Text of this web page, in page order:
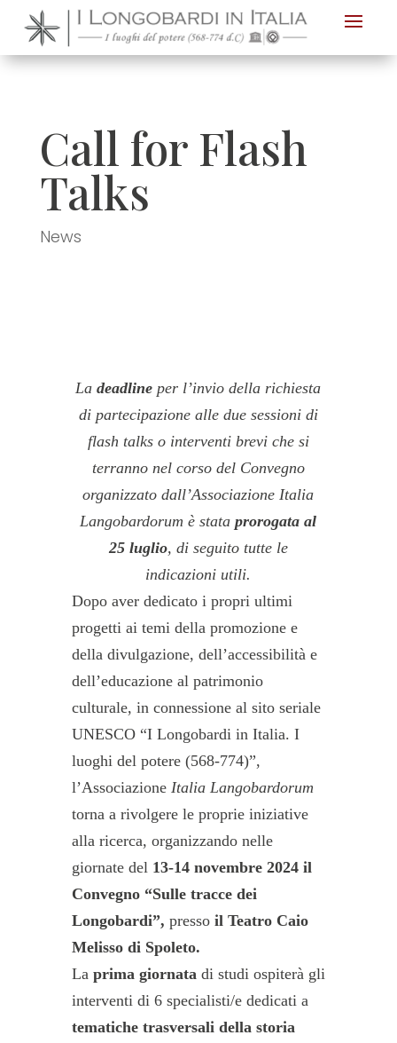
Nota:
questo
sito
sistema
accessibilità.
Call for Flash
Talks
News
Ladeadline per l’invio della richiesta
di partecipazione alle due sessioni di
flash talks o interventi brevi che si
terranno nel corso del Convegno
organizzato dall’Associazione Italia
Langobardorum è stataprorogata al
25 luglio, di seguito tutte le
indicazioni utili.
Dopo aver dedicato i propri ultimi
progetti ai temi della promozione e
della divulgazione, dell’accessibilità e
dell’educazione al patrimonio
culturale, in connessione al sito seriale
UNESCO “I Longobardi in Italia. I
luoghi del potere (568-774)”,
l’Associazione Italia Langobardorum
torna a rivolgere le proprie iniziative
alla ricerca, organizzando nelle
giornate del 13-14 novembre 2024 il
Convegno “Sulle tracce dei
Longobardi”, presso il Teatro Caio
Melisso di Spoleto.
La prima giornata di studi ospiterà gli
interventi di 6 specialisti/e dedicati a
tematiche trasversali della storia